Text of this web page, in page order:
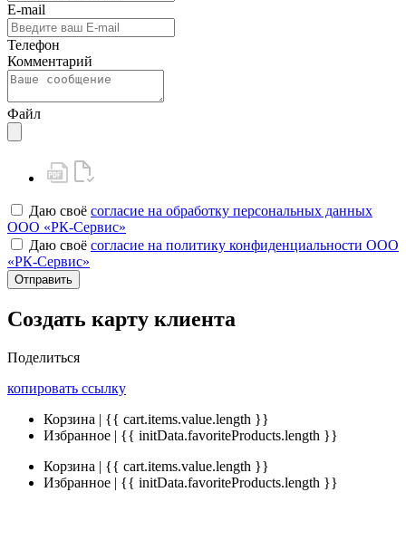
E-mail
Телефон
Комментарий
Файл
Даю своё согласие на обработку персональных данных
ООО «РК-Сервис»
Даю своё согласие на политику конфиденциальности ООО
«РК-Сервис»
Отправить
Создать карту клиента
Поделиться
копировать ссылку
Корзина | {{ cart.items.value.length }}
Избранное | {{ initData.favoriteProducts.length }}
Корзина | {{ cart.items.value.length }}
Избранное | {{ initData.favoriteProducts.length }}